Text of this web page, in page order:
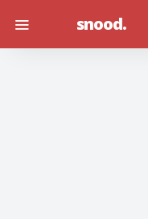
snood.